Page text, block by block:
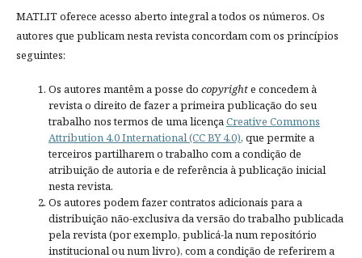
MATLIT oferece acesso aberto integral a todos os números. Os
autores que publicam nesta revista concordam com os princípios
seguintes:
Os autores mantêm a posse do copyrighte concedem à
revista o direito de fazer a primeira publicação do seu
trabalho nos termos de uma licençaCreative Commons
Attribution 4.0 International (CC BY 4.0), que permite a
terceiros partilharem o trabalho com a condição de
atribuição de autoria e de referência à publicação inicial
nesta revista.
Os autores podem fazer contratos adicionais para a
distribuição não-exclusiva da versão do trabalho publicada
pela revista (por exemplo, publicá-la num repositório
institucional ou num livro), com a condição de referirem a